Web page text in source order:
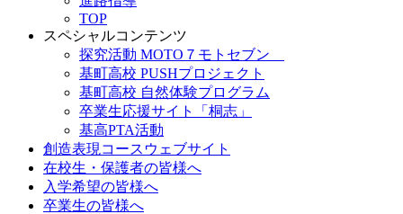
TOP
スペシャルコンテンツ
探究活動 MOTO７モトセブン
基町高校 PUSHプロジェクト
基町高校 自然体験プログラム
卒業生応援サイト「桐志」
基高PTA活動
創造表現コースウェブサイト
在校生・保護者の皆様へ
入学希望の皆様へ
卒業生の皆様へ